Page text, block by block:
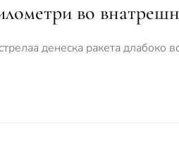
во
денеска ракета длабоко